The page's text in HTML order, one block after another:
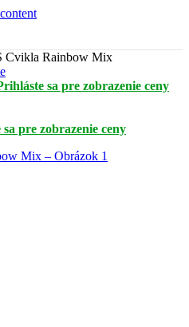
Cvikla Rainbow Mix
sa pre zobrazenie ceny
pre zobrazenie ceny